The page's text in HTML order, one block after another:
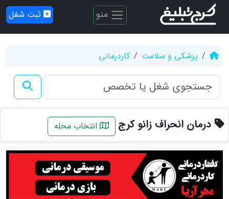
منو ثبت شغل
پزشکی و سلامت کاردرمانی
درمان انحراف زانو کرج انتخاب محله